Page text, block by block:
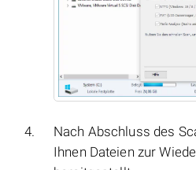
Nach Abschluss des
Ihnen Dateien zur